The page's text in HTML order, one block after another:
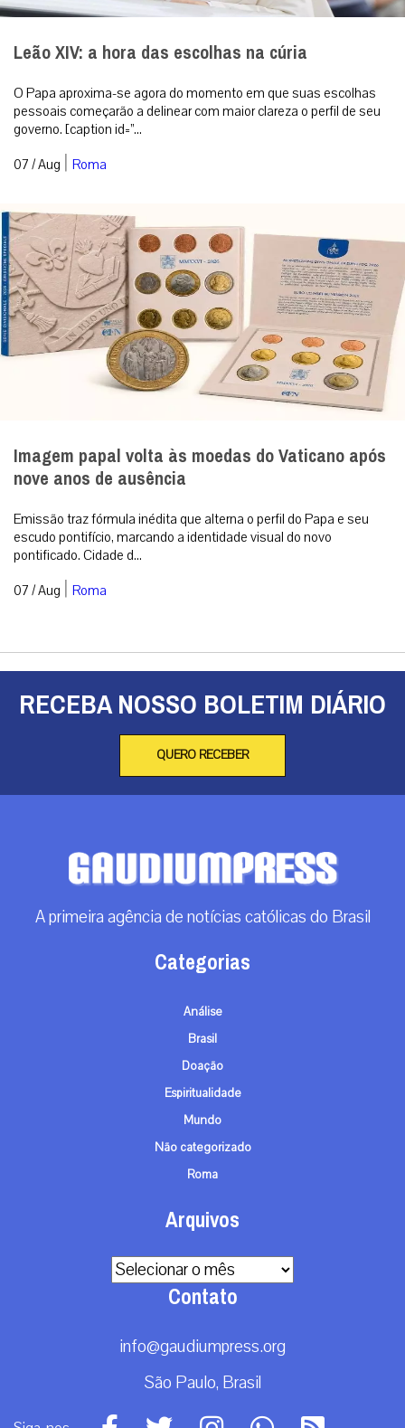
Leão XIV: a hora das escolhas na cúria
O Papa aproxima-se agora do momento em que suas escolhas
pessoais começarão a delinear com maior clareza o perfil de seu
governo. [caption id=”...
07 / Aug | Roma
Imagem papal volta às moedas do Vaticano após
nove anos de ausência
Emissão traz fórmula inédita que alterna o perfil do Papa e seu
escudo pontifício, marcando a identidade visual do novo
pontificado. Cidade d...
07 / Aug | Roma
RECEBA NOSSO BOLETIM DIÁRIO
QUERO RECEBER
A primeira agência de notícias católicas do Brasil
Categorias
Análise
Brasil
Doação
Espiritualidade
Mundo
Não categorizado
Roma
Arquivos
Arquivos
Contato
info@gaudiumpress.org
São Paulo, Brasil